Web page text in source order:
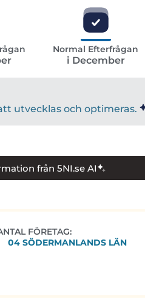
Normal Efterfrågan
i December
utvecklas och optimeras.
från 5NI.se AI
FÖRETAG:
04 SÖDERMANLANDS LÄN